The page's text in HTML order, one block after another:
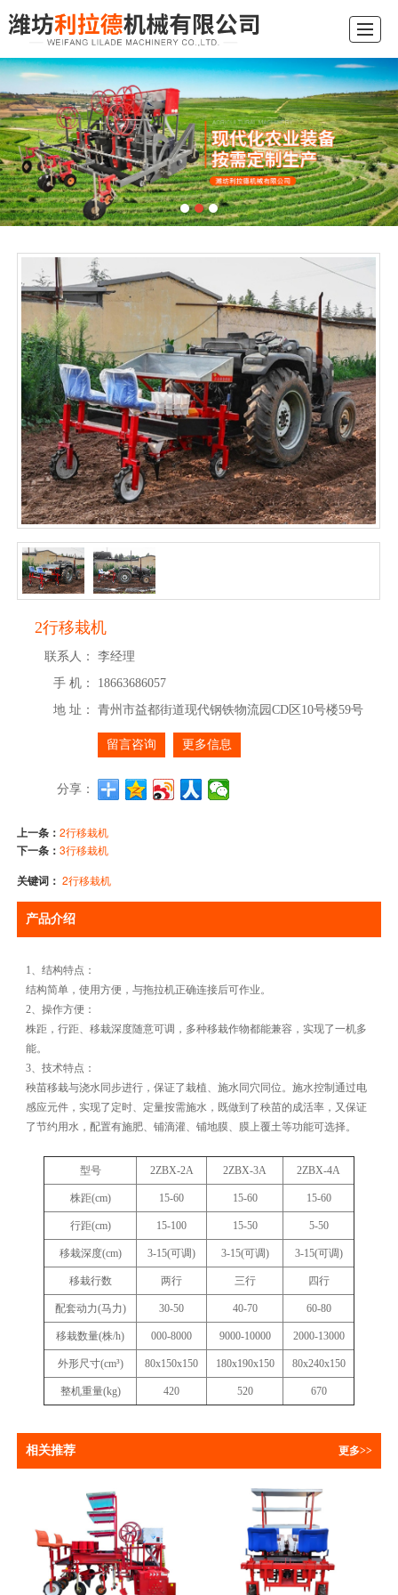
关于我们 产品展示 新闻动态 应用现场 行业常识 留言反馈 联系我们
2行移栽机
联系人：
李经理
手 机：
18663686057
地 址：
青州市益都街道现代钢铁物流园CD区10号楼59号
留言咨询 更多信息
分享：
上一条：2行移栽机
下一条：3行移栽机
关键词：2行移栽机
产品介绍
1、结构特点：
结构简单，使用方便，与拖拉机正确连接后可作业。
2、操作方便：
株距，行距、移栽深度随意可调，多种移栽作物都能兼容，实现了一机多
能。
3、技术特点：
秧苗移栽与浇水同步进行，保证了栽植、施水同穴同位。施水控制通过电
感应元件，实现了定时、定量按需施水，既做到了秧苗的成活率，又保证
了节约用水，配置有施肥、铺滴灌、铺地膜、膜上覆土等功能可选择。
型号 2ZBX-2A 2ZBX-3A 2ZBX-4A
株距(cm) 15-60 15-60 15-60
行距(cm) 15-100 15-50 5-50
移栽深度(cm) 3-15(可调) 3-15(可调) 3-15(可调)
移栽行数 两行 三行 四行
配套动力(马力) 30-50 40-70 60-80
移栽数量(株/h) 000-8000 9000-10000 2000-13000
外形尺寸(cm³) 80x150x150 180x190x150 80x240x150
整机重量(kg) 420 520 670
相关推荐 更多>>